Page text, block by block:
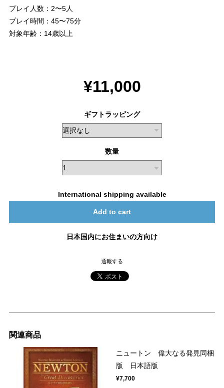
プレイ人数：2〜5人
プレイ時間：45〜75分
対象年齢：14歳以上
¥11,000
ギフトラッピング
数量
International shipping available
Add to cart
日本国内にお住まいの方向け
通報する
関連商品
ニュートン 偉大なる発見同梱
版 日本語版
¥7,700